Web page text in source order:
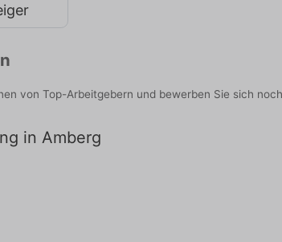
von Top-Arbeitgebern und bewerben Sie sich
in Amberg